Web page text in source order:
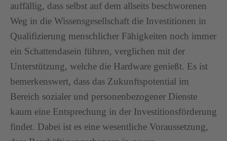
auffällig, dass selbst auf dem allseits beschworenen
Weg in die Wissensgesellschaft die Investitionen in
Qualifizierung menschlicher Fähigkeiten noch immer
ein Schattendasein führen, verglichen mit der
Unterstützung, welche die Hardware genießt. Es ist
bemerkenswert, dass das Zukunftspotential im
Bereich sozialer und personenbezogener Dienste
kaum eine Entsprechung in der Investitionsförderung
findet. Dabei ist es eine wesentliche Voraussetzung,